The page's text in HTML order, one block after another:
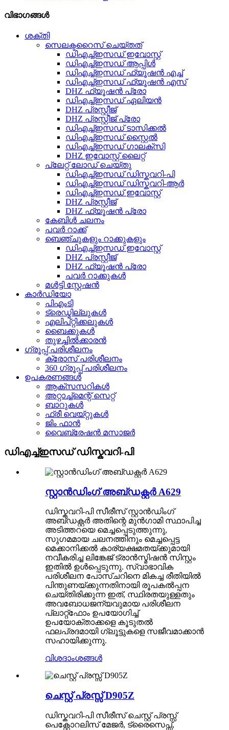
വിഭാഗങ്ങൾ
ശക്തി
സെലക്ടറൈസ് ചെയ്‌തത്
ഡിഎച്ച്ഇസഡ് ഇവോസ്റ്റ്
ഡിഎച്ച്ഇസഡ് ആപ്പിൾ
ഡിഎച്ച്ഇസഡ് ഫ്യൂഷൻ എച്ച്
ഡിഎച്ച്ഇസഡ് ഫ്യൂഷൻ എസ്
DHZ ഫ്യൂഷൻ പ്രോ
ഡിഎച്ച്ഇസഡ് ഏലിയൻ
DHZ പ്രസ്റ്റീജ്
DHZ പ്രസ്റ്റീജ് പ്രോ
ഡിഎച്ച്ഇസഡ് ടാസിക്കൽ
ഡിഎച്ച്ഇസഡ് സ്റ്റൈൽ
ഡിഎച്ച്ഇസഡ് ഗാലക്സി
DHZ ഇവോസ്റ്റ് ലൈറ്റ്
പ്ലേറ്റ് ലോഡ് ചെയ്തു
ഡിഎച്ച്ഇസഡ് ഡിസ്കവറി-പി
ഡിഎച്ച്ഇസഡ് ഡിസ്കവറി-ആർ
ഡിഎച്ച്ഇസഡ് ഇവോസ്റ്റ്
DHZ പ്രസ്റ്റീജ്
DHZ ഫ്യൂഷൻ പ്രോ
കേബിൾ ചലനം
പവർ റാക്ക്
ബെഞ്ചുകളും റാക്കുകളും
ഡിഎച്ച്ഇസഡ് ഇവോസ്റ്റ്
DHZ പ്രസ്റ്റീജ്
DHZ ഫ്യൂഷൻ പ്രോ
പവർ റാക്കുകൾ
മൾട്ടി സ്റ്റേഷൻ
കാർഡിയോ
പിഎംടി
ട്രെഡ്മില്ലുകൾ
എലിപ്റ്റിക്കലുകൾ
ബൈക്കുകൾ
തുഴച്ചിൽക്കാരൻ
ഗ്രൂപ്പ് പരിശീലനം
ക്രോസ് പരിശീലനം
360 ഗ്രൂപ്പ് പരിശീലനം
ഉപകരണങ്ങൾ
ആക്‌സസറികൾ
അറ്റാച്ച്മെന്റ് സെറ്റ്
ബാറുകൾ
ഫ്രീ വെയ്റ്റുകൾ
ജിം ഫാൻ
വൈബ്രേഷൻ മസാജർ
ഡിഎച്ച്ഇസഡ് ഡിസ്കവറി-പി
സ്റ്റാൻഡിംഗ് അബ്ഡക്റ്റർ A629
ഡിസ്കവറി-പി സീരീസ് സ്റ്റാൻഡിംഗ്
അബ്ഡക്റ്റർ അതിന്റെ മുൻഗാമി സ്ഥാപിച്ച
അടിത്തറയെ മെച്ചപ്പെടുത്തുന്നു,
സുഗമമായ ചലനത്തിനും മെച്ചപ്പെട്ട
മെക്കാനിക്കൽ കാര്യക്ഷമതയ്ക്കുമായി
നവീകരിച്ച ലിങ്കേജ് ട്രാൻസ്മിഷൻ സിസ്റ്റം
ഇതിൽ ഉൾപ്പെടുന്നു. സ്വാഭാവിക
പരിശീലന പോസ്ചറിനെ മികച്ച രീതിയിൽ
പിന്തുണയ്ക്കുന്നതിനായി രൂപകൽപ്പന
ചെയ്‌തിരിക്കുന്ന ഇത്, സ്ഥിരതയുള്ളതും
അവബോധജന്യവുമായ പരിശീലന
പ്ലാറ്റ്‌ഫോം ഉപയോഗിച്ച്
ഉപയോക്താക്കളെ കൂടുതൽ
ഫലപ്രദമായി ഗ്ലൂട്ടുകളെ സജീവമാക്കാൻ
സഹായിക്കുന്നു.
വിശദാംശങ്ങൾ
ചെസ്റ്റ് പ്രസ്സ് D905Z
ഡിസ്കവറി-പി സീരീസ് ചെസ്റ്റ് പ്രസ്സ്
പെക്റ്റോറലിസ് മേജർ, ട്രൈസെപ്സ്,